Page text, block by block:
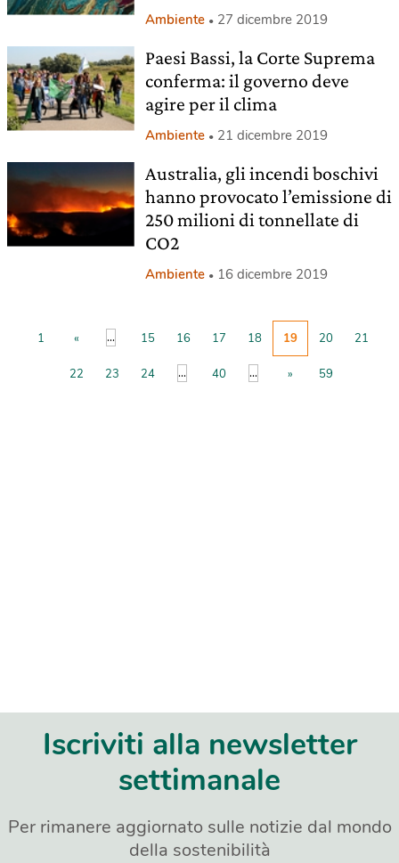
Ambiente 27 dicembre 2019
Paesi Bassi, la Corte Suprema
conferma: il governo deve
agire per il clima
Ambiente 21 dicembre 2019
Australia, gli incendi boschivi
hanno provocato l’emissione di
250 milioni di tonnellate di
CO2
Ambiente 16 dicembre 2019
1 « ... 15 16 17 18 19 20 21
22 23 24 ... 40 ... » 59
Iscriviti alla newsletter
settimanale
Per rimanere aggiornato sulle notizie dal mondo
della sostenibilità